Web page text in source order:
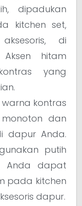
dipadukan
kitchen set,
di
hitam
yang
kontras
dan
dapur Anda.
putih
Anda dapat
pada kitchen
dapur.